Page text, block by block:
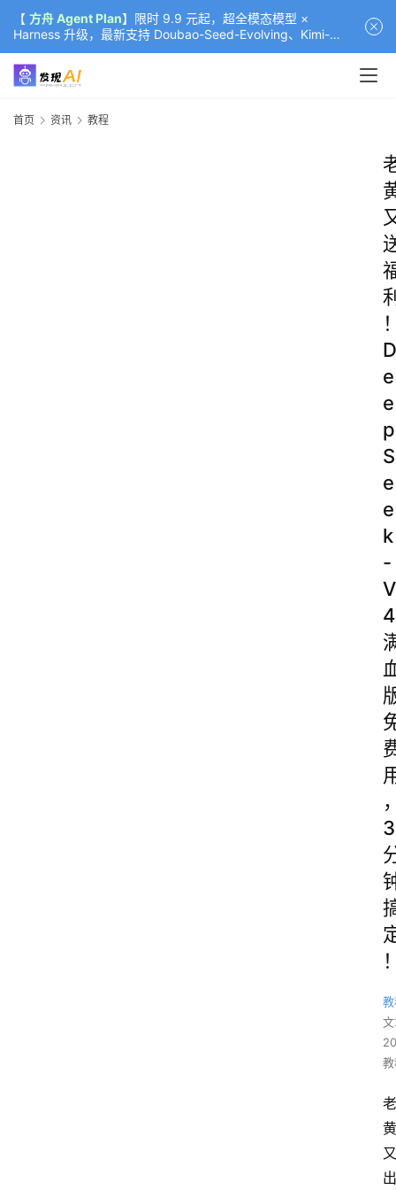
【 方舟 Agent Plan】限时 9.9 元起，超全模态模型 ×
Harness 升级，最新支持 Doubao-Seed-Evolving、Kimi-
K3（部分）、GLM-5.2
首页 资讯 教程
D
e
e
p
S
e
e
k
-
V
4
3
老
黄
又
出